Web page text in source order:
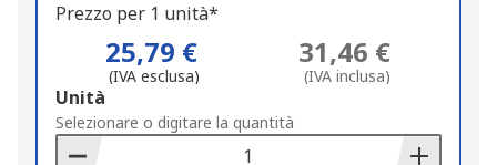
Prezzo per 1 unità*
25,79 €
(IVA esclusa)
31,46 €
(IVA inclusa)
Add
to
Basket
Unità
Selezionare o digitare la quantità